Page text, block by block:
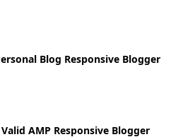
Blog Responsive Blogger
Valid AMP Responsive Blogger